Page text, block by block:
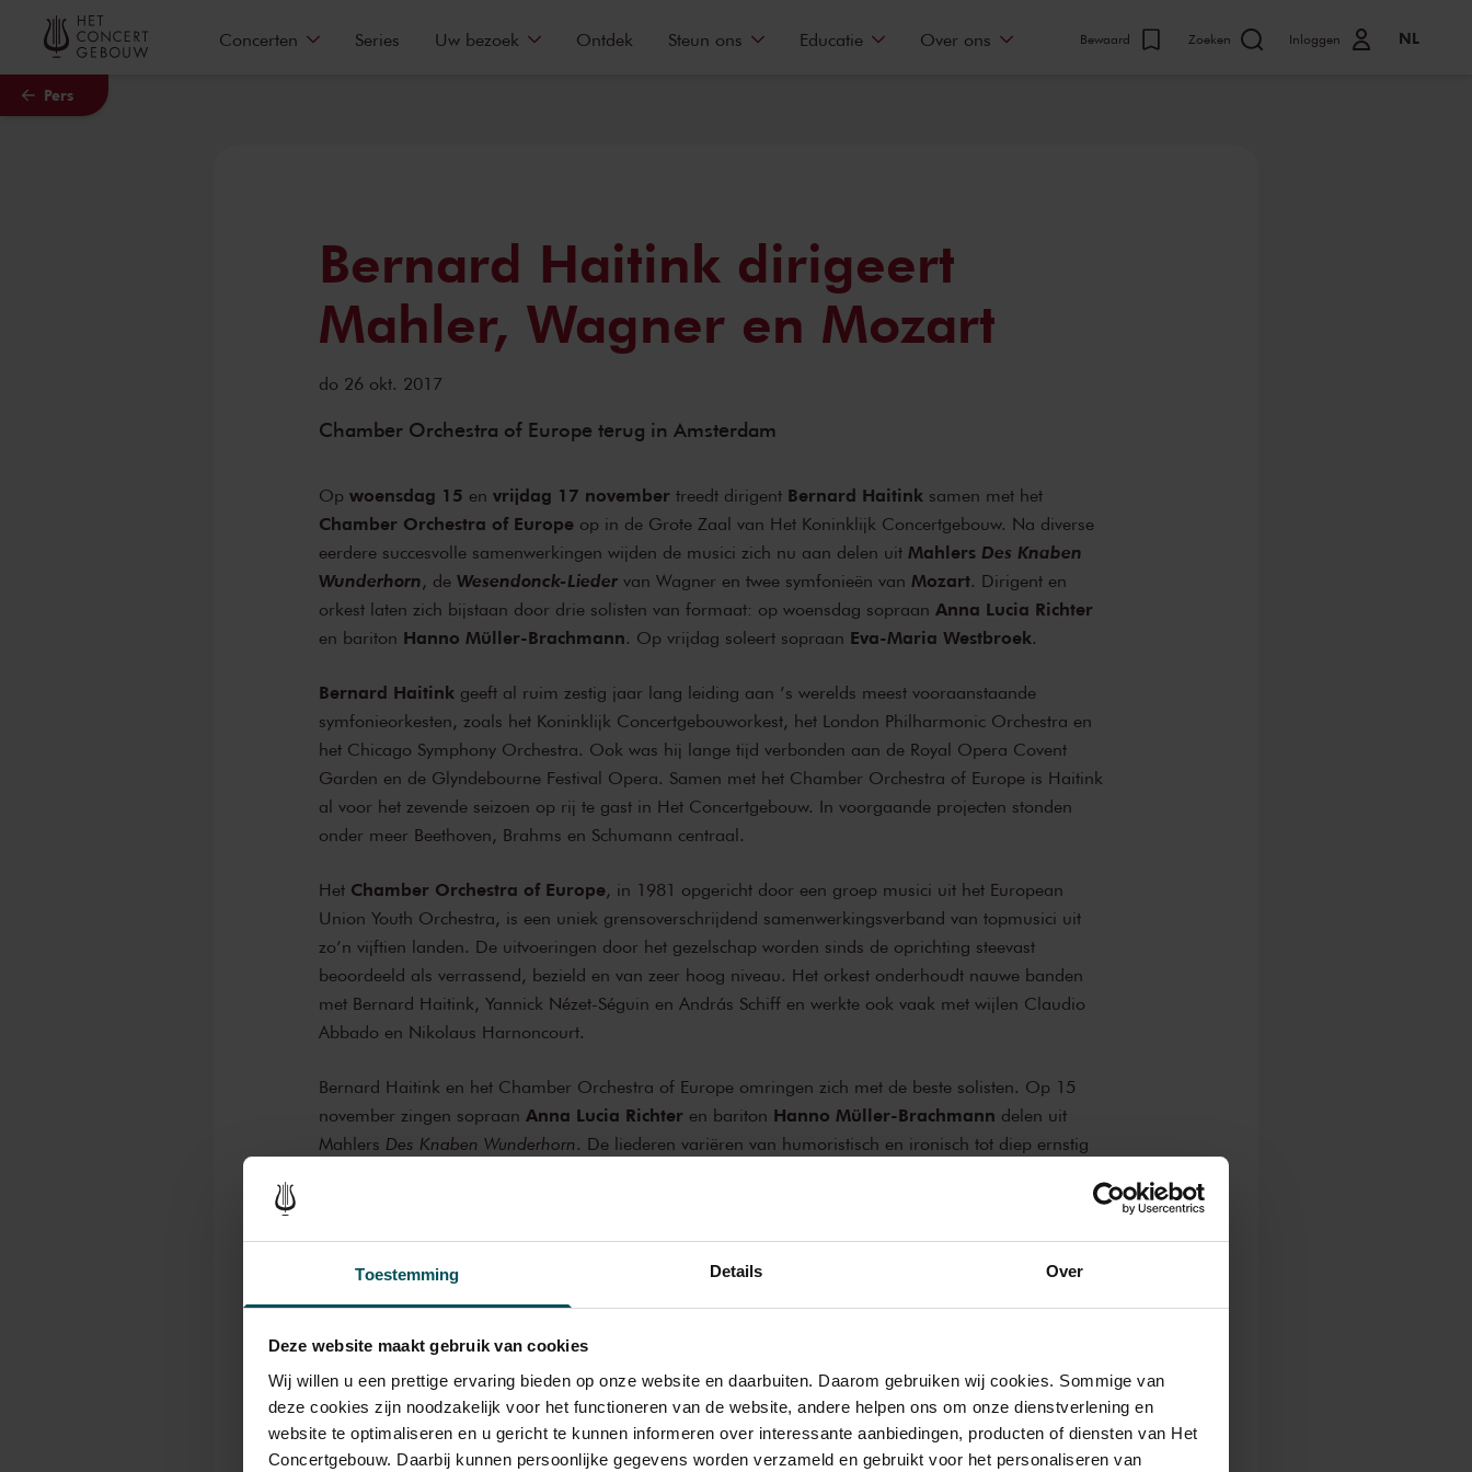
Toestemming Details Over
Deze website maakt gebruik van cookies
Wij willen u een prettige ervaring bieden op onze website en daarbuiten. Daarom gebruiken wij cookies. Sommige van
deze cookies zijn noodzakelijk voor het functioneren van de website, andere helpen ons om onze dienstverlening en
website te optimaliseren en u gericht te kunnen informeren over interessante aanbiedingen, producten of diensten van Het
Concertgebouw. Daarbij kunnen persoonlijke gegevens worden verzameld en gebruikt voor het personaliseren van
Naar hoofdcontent
Pers
Concerten Series Uw bezoek Ontdek Steun ons Educatie Over ons Bewaard Zoeken Inloggen NL
Bernard Haitink dirigeert
Mahler, Wagner en Mozart
do 26 okt. 2017
Chamber Orchestra of Europe terug in Amsterdam
Op woensdag 15 en vrijdag 17 november treedt dirigent Bernard Haitinksamen met het
Chamber Orchestra of Europeop in de Grote Zaal van Het Koninklijk Concertgebouw. Na diverse
eerdere succesvolle samenwerkingen wijden de musici zich nu aan delen uit Mahlers Des Knaben
Wunderhorn, de Wesendonck-Liedervan Wagner en twee symfonieën van Mozart. Dirigent en
orkest laten zich bijstaan door drie solisten van formaat: op woensdag sopraan Anna Lucia Richter
en bariton Hanno Müller-Brachmann. Op vrijdag soleert sopraan Eva-Maria Westbroek.
Bernard Haitinkgeeft al ruim zestig jaar lang leiding aan ’s werelds meest vooraanstaande
symfonieorkesten, zoals het Koninklijk Concertgebouworkest, het London Philharmonic Orchestra en
het Chicago Symphony Orchestra. Ook was hij lange tijd verbonden aan de Royal Opera Covent
Garden en de Glyndebourne Festival Opera. Samen met het Chamber Orchestra of Europe is Haitink
al voor het zevende seizoen op rij te gast in Het Concertgebouw. In voorgaande projecten stonden
onder meer Beethoven, Brahms en Schumann centraal.
Het Chamber Orchestra of Europe, in 1981 opgericht door een groep musici uit het European
Union Youth Orchestra, is een uniek grensoverschrijdend samenwerkingsverband van topmusici uit
zo’n vijftien landen. De uitvoeringen door het gezelschap worden sinds de oprichting steevast
beoordeeld als verrassend, bezield en van zeer hoog niveau. Het orkest onderhoudt nauwe banden
met Bernard Haitink, Yannick Nézet-Séguin en András Schiff en werkte ook vaak met wijlen Claudio
Abbado en Nikolaus Harnoncourt.
Bernard Haitink en het Chamber Orchestra of Europe omringen zich met de beste solisten. Op 15
november zingen sopraan Anna Lucia Richter en bariton Hanno Müller-Brachmann delen uit
Mahlers Des Knaben Wunderhorn . De liederen variëren van humoristisch en ironisch tot diep ernstig
Wesendonck, op wie Wagner heimelijk verliefd was.
Beide concertavonden worden afgesloten met een symfonie van Mozart.
Chamber Orchestra of Europe
Bernard Haitink - dirigent
Anna Lucia Richter - sopraan